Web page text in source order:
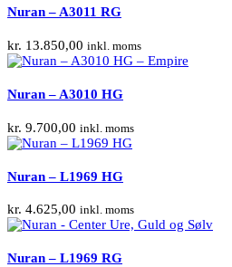
Nuran – A3011 RG
kr. 13.850,00 inkl. moms
Nuran – A3010 HG
kr. 9.700,00 inkl. moms
Nuran – L1969 HG
kr. 4.625,00 inkl. moms
Nuran – L1969 RG